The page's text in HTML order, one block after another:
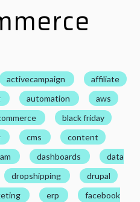
activecampaign
affiliate
automation
aws
black friday
cms
content
dashboards
data
dropshipping
drupal
erp
facebook